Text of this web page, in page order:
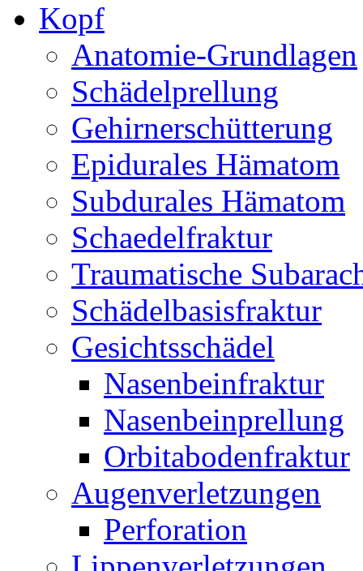
Kopf
Anatomie-Grundlagen
Schädelprellung
Gehirnerschütterung
Epidurales Hämatom
Subdurales Hämatom
Schaedelfraktur
Traumatische
Schädelbasisfraktur
Gesichtsschädel
Nasenbeinfraktur
Nasenbeinprellung
Orbitabodenfraktur
Augenverletzungen
Perforation